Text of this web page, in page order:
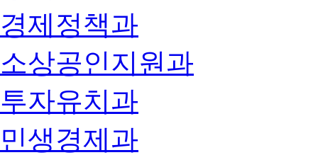
경제정책과
소상공인지원과
투자유치과
민생경제과